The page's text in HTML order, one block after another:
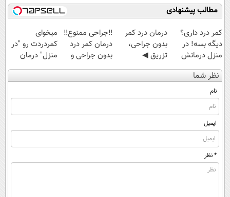
مطالب پیشنهادی
کمر درد داری؟
دیگه بسه! در
منزل درمانش
کن
(◀پرسش‌نامه)
درمان درد کمر
بدون جراحی،
تزریق ◀
پرسش‌نامه رو پر
کن ▶
‼️جراحی ممنوع‼️
درمان کمر درد
بدون جراحی و
دوره نقاهت
میخوای
کمردردت رو "در
منزل" درمان
کنی؟ (◂فیلم +
◂پرسش‌نامه)
نظر شما
نام
ایمیل
* نظر